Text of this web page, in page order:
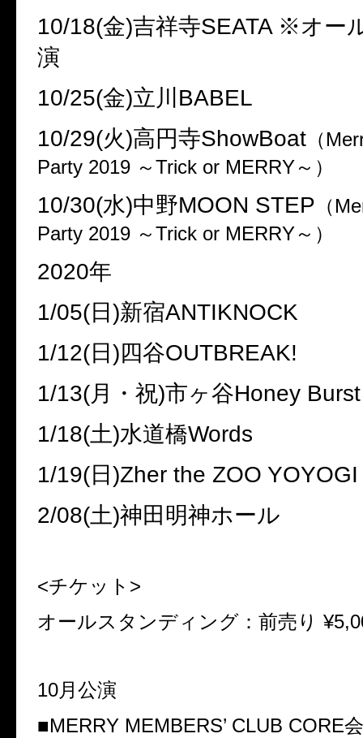
10/18(金)吉祥寺SEATA ※オー
演
10/25(金)立川 BABEL
10/29(火)高円寺ShowBoat （
Party 2019 ～Trick or MERRY～）
10/30(水)中野MOON STEP （
Party 2019 ～Trick or MERRY～）
2020年
1/05(日 )新宿ANTIKNOCK
1/12(日 )四谷OUTBREAK!
1/13(月・祝)市ヶ谷Honey Burst
1/18(土)水道橋Words
1/19(日 )Zher the ZOO YOYOGI
2/08(土)神田明神ホール
<チケット >
オールスタンディング：前売り
10月公演
■MERRY MEMBERS’ CLUB CORE